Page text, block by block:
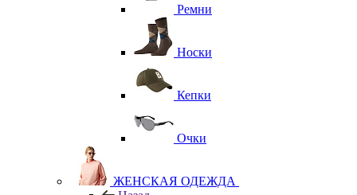
Ремни
Носки
Кепки
Очки
ЖЕНСКАЯ ОДЕЖДА